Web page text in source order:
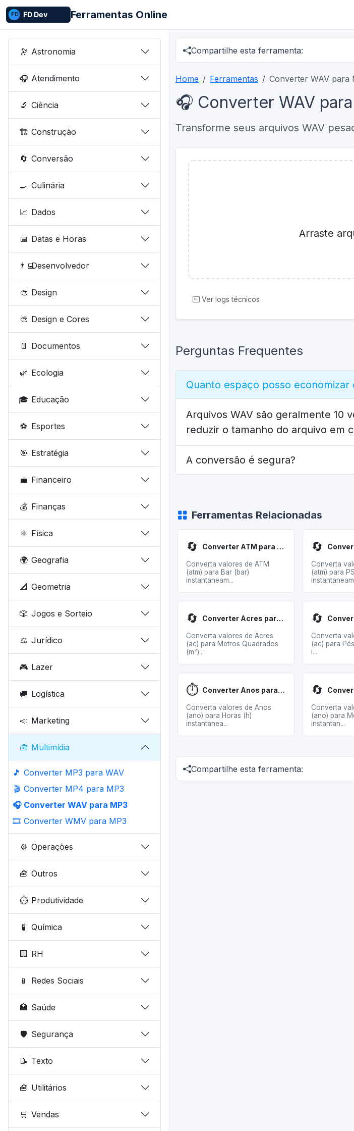
Ferramentas Online
🔭 Astronomia
🎧 Atendimento
🔬 Ciência
🏗️ Construção
🔄 Conversão
🍳 Culinária
📈 Dados
📅 Datas e Horas
👨‍💻Desenvolvedor
🎨 Design
🎨 Design e Cores
📄 Documentos
🌿 Ecologia
🎓 Educação
⚽ Esportes
🎯 Estratégia
💼 Financeiro
💰 Finanças
⚛️ Física
🌍 Geografia
📐 Geometria
🎲 Jogos e Sorteio
⚖️ Jurídico
🎮 Lazer
🚚 Logística
📣 Marketing
🧰 Multimídia
🎵 Converter MP3 para WAV
🎬 Converter MP4 para MP3
🎧 Converter WAV para MP3
🎞️ Converter WMV para MP3
⚙️ Operações
🧰 Outros
⏱️ Produtividade
🧪 Química
🏢 RH
📱 Redes Sociais
🏥 Saúde
🛡️ Segurança
📝 Texto
🧰 Utilitários
🛒 Vendas
Compartilhe esta ferramenta:
Home Ferramentas Converter WAV para
🎧 Converter WAV
Transforme seus arquivos WAV
Arraste
Ver logs técnicos
Perguntas Frequentes
Quanto espaço posso
Arquivos WAV são geralmente 10
reduzir o tamanho do arquivo em
A conversão é segura?
Ferramentas Relacionadas
🔄 Converter ATM para Bar
Converta valores de ATM
(atm) para Bar (bar)
instantaneam...
🔄
Converta
(atm) para
🔄 Converter Acres para Metros Quadrados
Converta valores de Acres
(ac) para Metros Quadrados
(m²)...
🔄
Converta
(ac) para
i...
⏱️ Converter Anos para Horas
Converta valores de Anos
(ano) para Horas (h)
instantanea...
🔄
Converta
(ano) para
instantan...
Compartilhe esta ferramenta: